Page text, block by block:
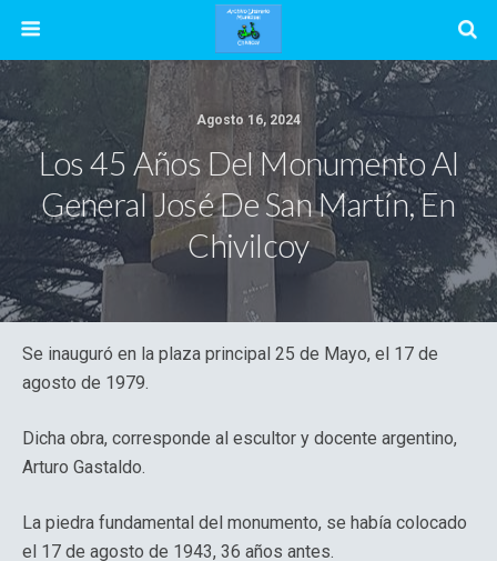
Agosto 16, 2024
Los 45 Años Del Monumento Al
General José De San Martín, En
Chivilcoy
Se inauguró en la plaza principal 25 de Mayo, el 17 de
agosto de 1979.
Dicha obra, corresponde al escultor y docente argentino,
Arturo Gastaldo.
La piedra fundamental del monumento, se había colocado
el 17 de agosto de 1943, 36 años antes.